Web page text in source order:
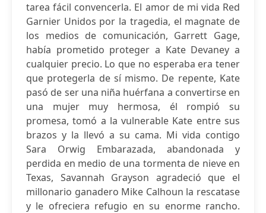
tarea fácil convencerla. El amor de mi vida Red
Garnier Unidos por la tragedia, el magnate de
los medios de comunicación, Garrett Gage,
había prometido proteger a Kate Devaney a
cualquier precio. Lo que no esperaba era tener
que protegerla de sí mismo. De repente, Kate
pasó de ser una niña huérfana a convertirse en
una mujer muy hermosa, él rompió su
promesa, tomó a la vulnerable Kate entre sus
brazos y la llevó a su cama. Mi vida contigo
Sara Orwig Embarazada, abandonada y
perdida en medio de una tormenta de nieve en
Texas, Savannah Grayson agradeció que el
millonario ganadero Mike Calhoun la rescatase
y le ofreciera refugio en su enorme rancho.